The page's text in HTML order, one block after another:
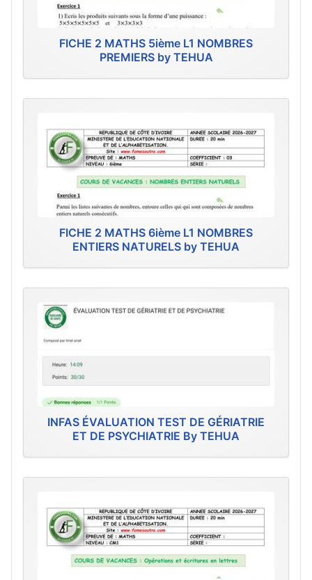
FICHE 2 MATHS 5ième L1 NOMBRES
PREMIERS by TEHUA
FICHE 2 MATHS 6ième L1 NOMBRES
ENTIERS NATURELS by TEHUA
INFAS ÉVALUATION TEST DE GÉRIATRIE
ET DE PSYCHIATRIE By TEHUA